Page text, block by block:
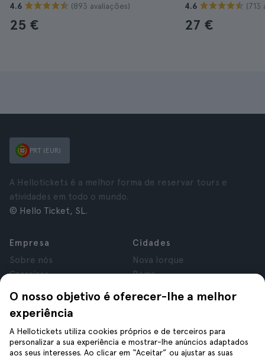
4.6 (893 avaliações)
25 €
4.6 (713
27 €
O nosso objetivo é oferecer-lhe a melhor
experiência
A Hellotickets utiliza cookies próprios e de terceiros para
personalizar a sua experiência e mostrar-lhe anúncios adaptados
aos seus interesses. Ao clicar em “Aceitar” ou ajustar as suas
PRT (EUR)
A Hellotickets é a melhor forma de reservar tours e
atividades em todo o mundo.
© Hello Ticket, SL.
Empresa
Sobre nós
Carreiras
Avaliações
Privacidade
Termos e Condições
Aviso Legal
Cidades
Nova Iorque
Roma
Londres
Cracóvia
Tenerife